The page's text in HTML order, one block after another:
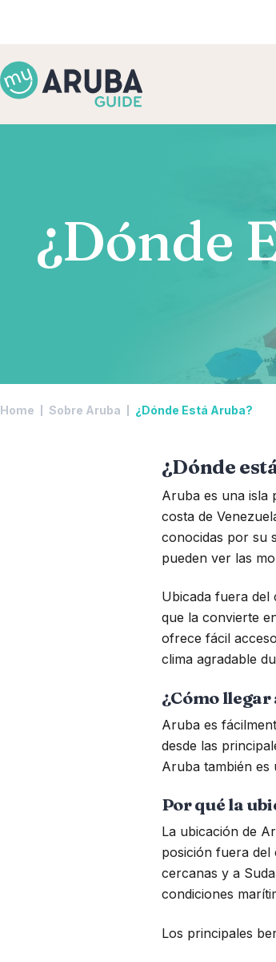
¿Dónde
Home Sobre Aruba ¿Dónde Está Aruba?
¿Dónde
Aruba es una isla
costa de
conocidas por su
pueden ver las
Ubicada fuera
que la convierte
ofrece fácil
clima agradable
¿Cómo llegar
Aruba es
desde las
Aruba también
Por qué la
La ubicación de
posición fuera del
cercanas y a
condiciones
Los principales